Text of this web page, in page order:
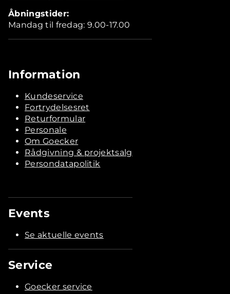
Åbningstider:
Mandag til fredag: 9.00-17.00
Information
Kundeservice
Fortrydelsesret
Returformular
Personale
Om Goecker
Rådgivning & projektsalg
Persondatapolitik
Events
Se aktuelle events
Service
Goecker service